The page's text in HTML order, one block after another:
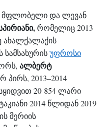
მფლობელი და ლევან
რომელიც 2013
ახალქალაქის
სამსახურისუფროსი
ალბერტ
2013–2014
20 854 ლარი
2014 წლიდან 2019
მერიის